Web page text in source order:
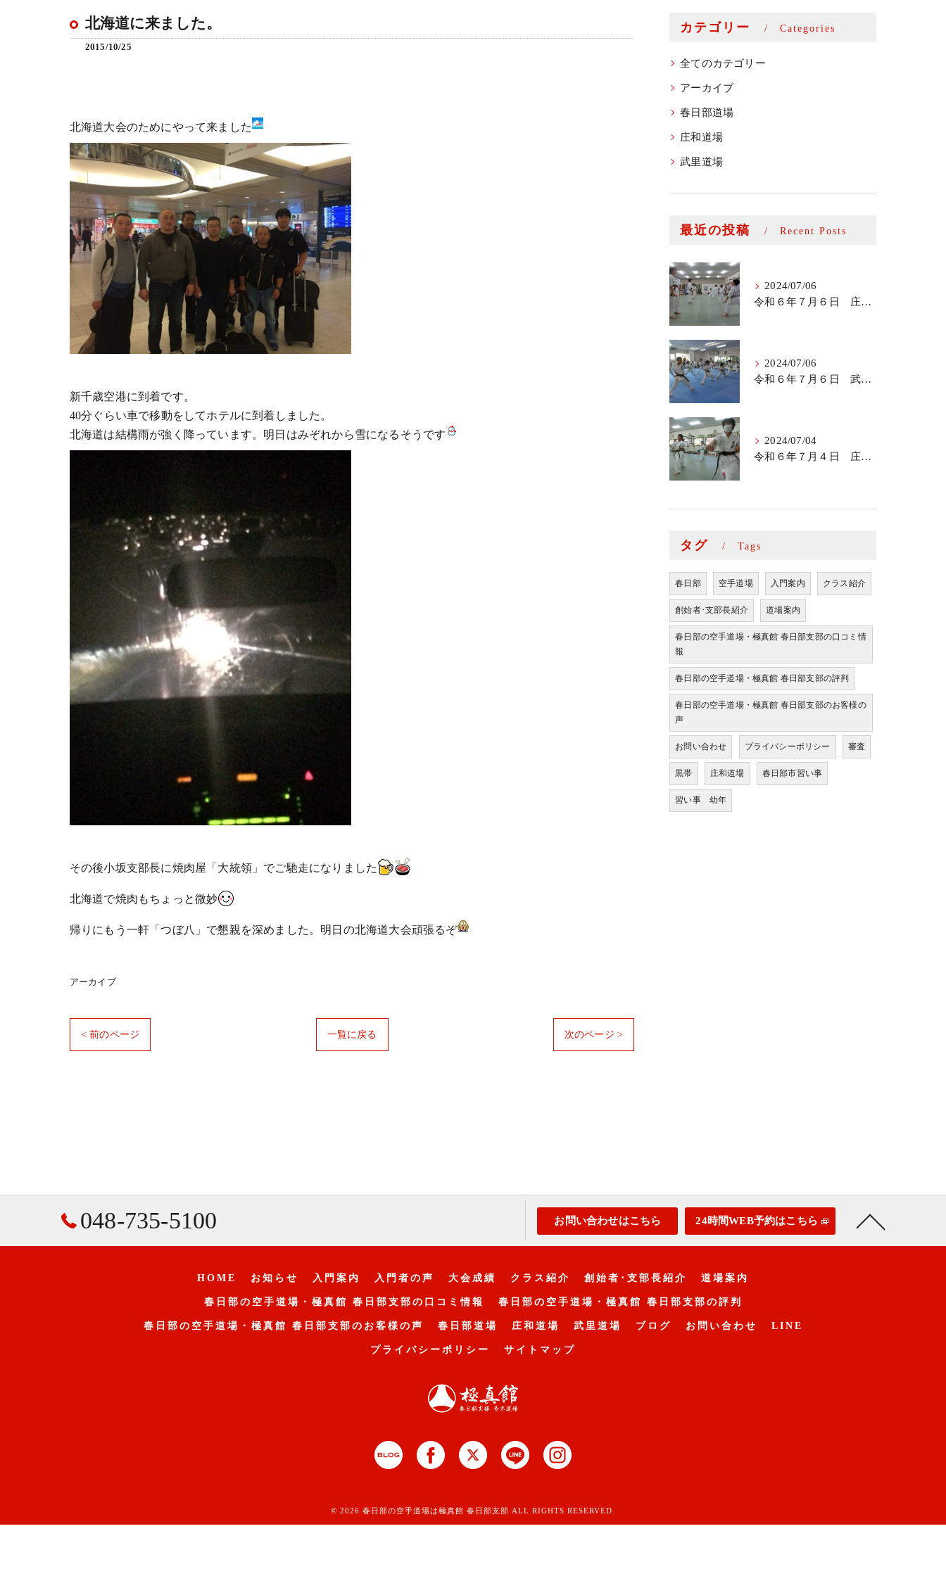
北海道に来ました。
2015/10/25
北海道大会のためにやって来ました
新千歳空港に到着です。
40分ぐらい車で移動をしてホテルに到着しました。
北海道は結構雨が強く降っています。明日はみぞれから雪になるそうです
その後小坂支部長に焼肉屋「大統領」でご馳走になりました
北海道で焼肉もちょっと微妙
帰りにもう一軒「つぼ八」で懇親を深めました。明日の北海道大会頑張るぞ
アーカイブ
< 前のページ 一覧に戻る 次のページ >
カテゴリー Categories
全てのカテゴリー
アーカイブ
春日部道場
庄和道場
武里道場
最近の投稿 Recent Posts
2024/07/06
令和６年７月６日 庄和道場少年部
2024/07/06
令和６年７月６日 武里道場少年部
2024/07/04
令和６年７月４日 庄和道場の稽古
タグ Tags
春日部 空手道場 入門案内 クラス紹介
創始者･支部長紹介 道場案内
春日部の空手道場・極真館 春日部支部の口コミ情
報
春日部の空手道場・極真館 春日部支部の評判
春日部の空手道場・極真館 春日部支部のお客様の
声
お問い合わせ プライバシーポリシー 審査
黒帯 庄和道場 春日部市習い事
習い事 幼年
048-735-5100 お問い合わせはこちら 24時間WEB予約はこちら
HOME お知らせ 入門案内 入門者の声 大会成績 クラス紹介 創始者･支部長紹介 道場案内
春日部の空手道場・極真館 春日部支部の口コミ情報 春日部の空手道場・極真館 春日部支部の評判
春日部の空手道場・極真館 春日部支部のお客様の声 春日部道場 庄和道場 武里道場 ブログ お問い合わせ LINE
プライバシーポリシー サイトマップ
© 2026 春日部の空手道場は極真館 春日部支部 ALL RIGHTS RESERVED.